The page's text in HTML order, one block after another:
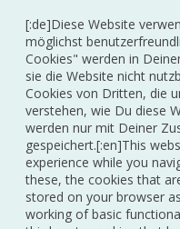
[:de]Diese Website
möglichst
Cookies" werden in
sie die Website nicht
Cookies von Dritten, die
verstehen, wie Du diese
werden nur mit Deiner
gespeichert.[:en]This
experience while you
these, the cookies that
stored on your browser
working of basic